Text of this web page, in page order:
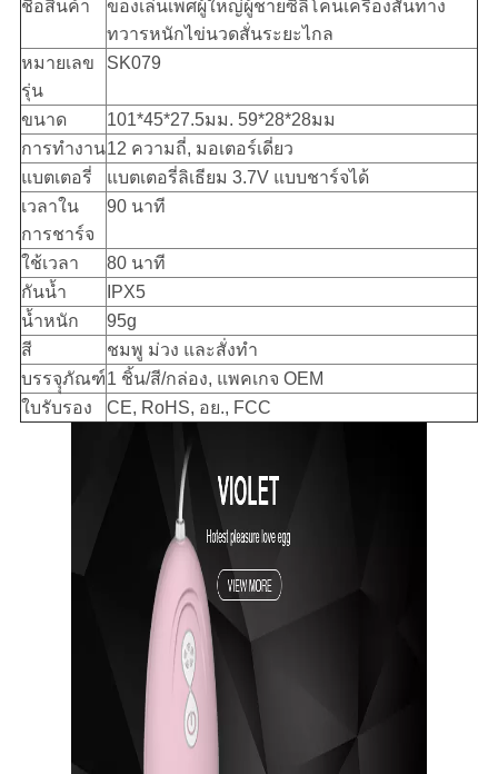
ชื่อสินค้า
ของเล่นเพศผู้ใหญ่ผู้ชายซิลิโคนเครื่องสั่นทาง
ทวารหนักไข่นวดสั่นระยะไกล
หมายเลข
รุ่น
SK079
ขนาด
101*45*27.5มม. 59*28*28มม
การทำงาน12 ความถี่, มอเตอร์เดี่ยว
แบตเตอรี่
แบตเตอรี่ลิเธียม 3.7V แบบชาร์จได้
เวลาใน
การชาร์จ
90 นาที
ใช้เวลา
80 นาที
กันน้ำ
IPX5
น้ำหนัก
95g
สี
ชมพู ม่วง และสั่งทำ
บรรจุุภัณฑ์1 ชิ้น/สี/กล่อง, แพคเกจ OEM
ใบรับรอง
CE, RoHS, อย., FCC